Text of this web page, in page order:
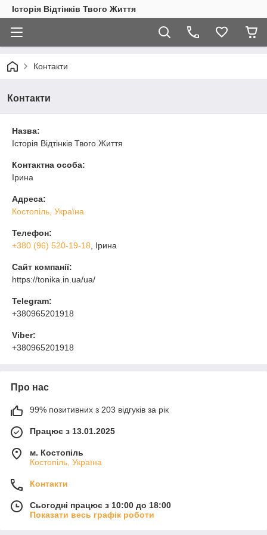
Історія Відтінків Твого Життя
Контакти
Контакти
Назва:
Історія Відтінків Твого Життя
Контактна особа:
Ірина
Адреса:
Костопіль, Україна
Телефон:
+380 (96) 520-19-18 , Ірина
Сайт компанії:
https://tonika.in.ua/ua/
Telegram:
+380965201918
Viber:
+380965201918
Про нас
99% позитивних з 203 відгуків за рік
Працює з 13.01.2025
м. Костопіль
Костопіль, Україна
Контакти
Сьогодні працює з 10:00 до 18:00
Показати весь графік роботи